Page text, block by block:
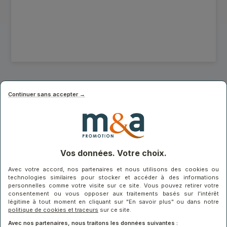
VILLA LAURÈS : NOUS VIVONS NOS
Le Groupe M&A installe ses bureaux au rez-de-
chaussée de Villa Laurès, sa résidence
emblématique du quartier du Nouvel Hôtel de Ville à
projets pour mieux les concevoir.
Continuer sans accepter →
Vos données. Votre choix.
Avec votre accord, nos partenaires et nous utilisons des cookies ou
technologies similaires pour stocker et accéder à des informations
personnelles comme votre visite sur ce site. Vous pouvez retirer votre
consentement ou vous opposer aux traitements basés sur l'intérêt
légitime à tout moment en cliquant sur "En savoir plus" ou dans notre
politique de cookies et traceurs sur ce site.
Avec nos partenaires, nous traitons les données suivantes :